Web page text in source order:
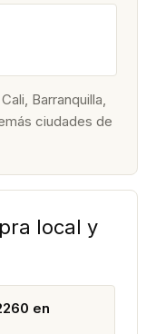
Barranquilla,
ciudades de
local y
en